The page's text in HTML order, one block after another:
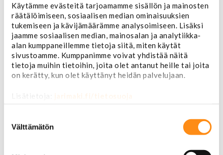
Käytämme evästeitä tarjoamamme sisällön ja mainosten
räätälöimiseen, sosiaalisen median ominaisuuksien
tukemiseen ja kävijämäärämme analysoimiseen. Lisäksi
jaamme sosiaalisen median, mainosalan ja analytiikka-
alan kumppaneillemme tietoja siitä, miten käytät
sivustoamme. Kumppanimme voivat yhdistää näitä
tietoja muihin tietoihin, joita olet antanut heille tai joita
on kerätty, kun olet käyttänyt heidän palvelujaan.
Lisätietoja: jarimaki.fi/tietosuoja
valinta
Välttämätön
Suburban 1992-1999
Suburban 2000-2006
Tahoe 2000-2007
Corvette
Chevrolet muut
Ford
Dodge
Chrysler